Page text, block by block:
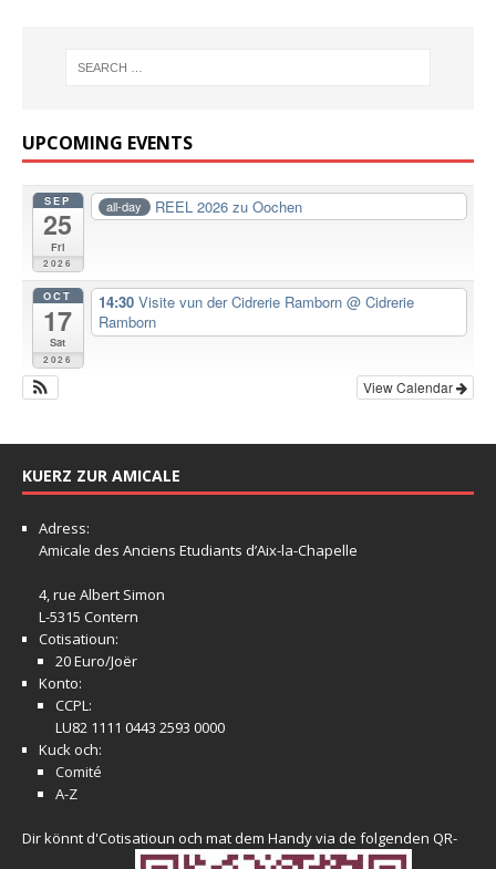
UPCOMING EVENTS
SEP
25
Fri
2026
all-day REEL 2026 zu Oochen
OCT
17
Sat
2026
14:30 Visite vun der Cidrerie Ramborn @ Cidrerie
Ramborn
View Calendar
KUERZ ZUR AMICALE
Adress:
Amicale des Anciens Etudiants d’Aix-la-Chapelle
4, rue Albert Simon
L-5315 Contern
Cotisatioun:
20 Euro/Joër
Konto:
CCPL:
LU82 1111 0443 2593 0000
Kuck och:
Comité
A-Z
Dir könnt d'Cotisatioun och mat dem Handy via de folgenden QR-